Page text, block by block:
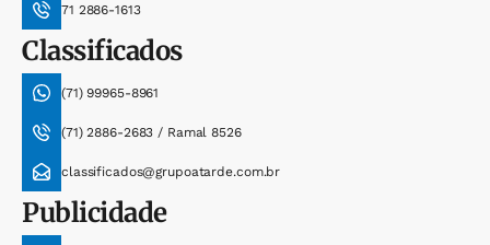
71 2886-1613
Classificados
(71) 99965-8961
(71) 2886-2683 / Ramal 8526
classificados@grupoatarde.com.br
Publicidade